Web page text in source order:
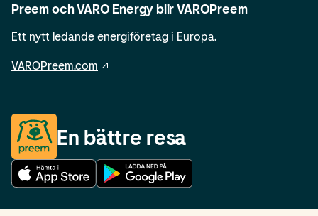
Preem och VARO Energy blir VAROPreem
Ett nytt ledande energiföretag i Europa.
VAROPreem.com
En bättre resa